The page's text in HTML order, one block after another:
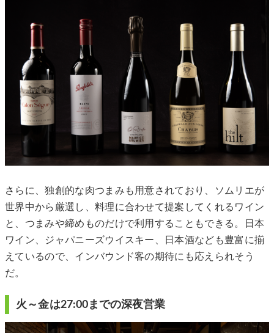
さらに、独創的な肉つまみも用意されており、ソムリエが
世界中から厳選し、料理に合わせて提案してくれるワイン
と、つまみや締めものだけで利用することもできる。日本
ワイン、ジャパニーズウイスキー、日本酒なども豊富に揃
えているので、インバウンド客の期待にも応えられそう
だ。
火～金は27:00までの深夜営業